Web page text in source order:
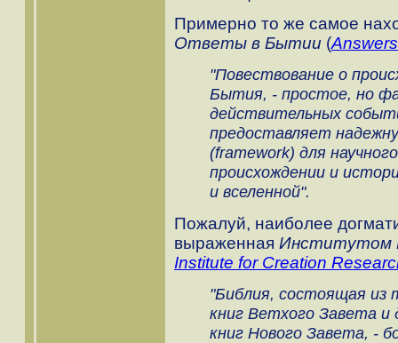
Примерно то же самое
Ответы в Бытии (
"Повествование о
Бытия, - простое, но
действительных
предоставляет
(framework) для
происхождении и
и вселенной".
Пожалуй, наиболее
выраженная Институтом
Institute for Creation
"Библия, состоящая из
книг Ветхого Завета и
книг Нового Завета, -